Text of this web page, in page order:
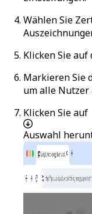
Wählen Sie
Klicken Sie auf
Markieren Sie
um alle Nutzer
Klicken Sie auf
Auswahl